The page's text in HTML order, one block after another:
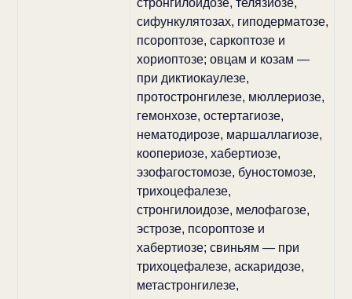
стронгилоидозе, телязиозе,
сифункулятозах, гиподерматозе,
псороптозе, саркоптозе и
хориоптозе; овцам и козам —
при диктиокаулезе,
протостронгилезе, мюллериозе,
гемонхозе, остертагиозе,
нематодирозе, маршаллагиозе,
коопериозе, хабертиозе,
эзофагостомозе, буностомозе,
трихоцефалезе,
стронгилоидозе, мелофагозе,
эстрозе, псороптозе и
хабертиозе; свиньям — при
трихоцефалезе, аскаридозе,
метастронгилезе,